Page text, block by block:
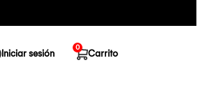
Iniciar sesión Carrito
0